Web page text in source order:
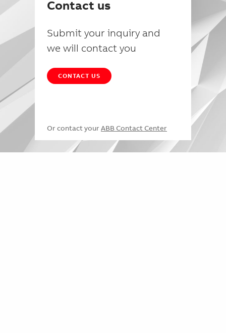
Contact us
Submit your inquiry and
we will contact you
CONTACT US
Or contact your ABB Contact Center